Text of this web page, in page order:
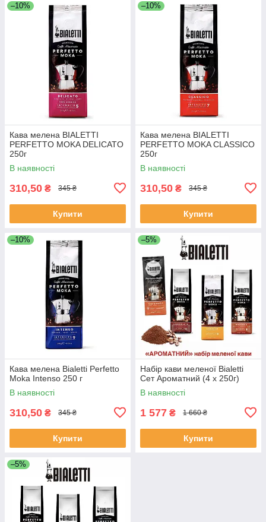
–10%
Кава мелена BIALETTI
PERFETTO MOKA DELICATO
250г
В наявності
310,50 ₴ 345 ₴
Купити
–10%
Кава мелена BIALETTI
PERFETTO MOKA CLASSICO
250г
В наявності
310,50 ₴ 345 ₴
Купити
–10%
Кава мелена Bialetti Perfetto
Moka Intenso 250 г
В наявності
310,50 ₴ 345 ₴
Купити
–5%
Набір кави меленої Bialetti
Сет Ароматний (4 х 250г)
В наявності
1 577 ₴ 1 660 ₴
Купити
–5%